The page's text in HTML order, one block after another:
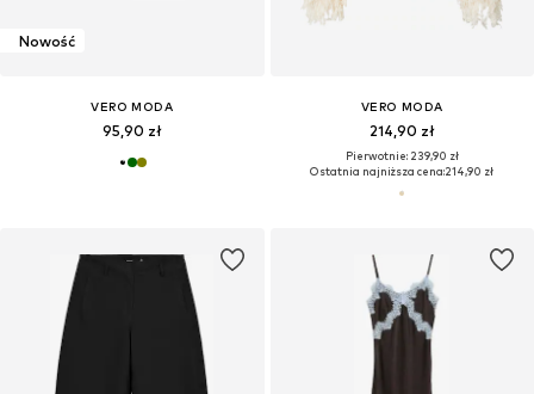
Nowość
VERO MODA
95,90 zł
VERO MODA
214,90 zł
Pierwotnie: 239,90 zł
Ostatnia najniższa cena:214,90 zł